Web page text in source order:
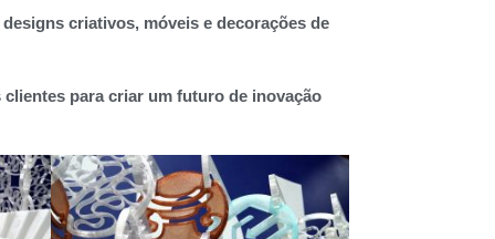
criativos, móveis e decorações de
para criar um futuro de inovação